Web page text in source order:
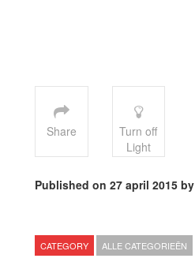
Share
Turn off
Light
Published on 27 april 2015 by
CATEGORY ALLE CATEGORIEËN